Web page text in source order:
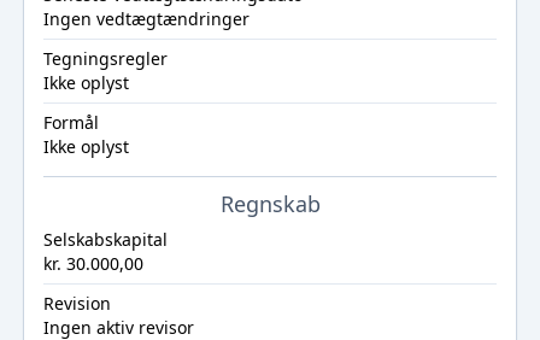
Ingen vedtægtændringer
Tegningsregler
Ikke oplyst
Formål
Ikke oplyst
Regnskab
Selskabskapital
kr. 30.000,00
Revision
Ingen aktiv revisor